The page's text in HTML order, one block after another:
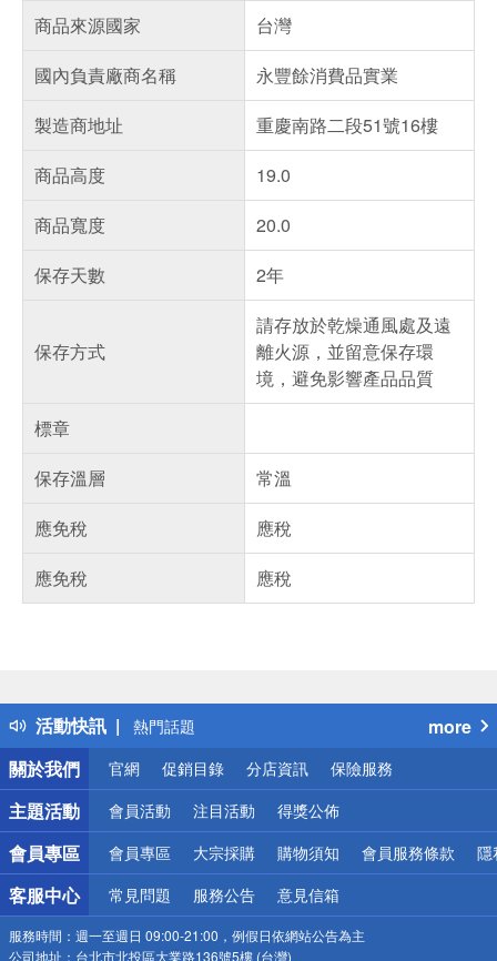
商品來源國家
台灣
國內負責廠商名稱
永豐餘消費品實業
製造商地址
重慶南路二段51號16樓
商品高度
19.0
商品寬度
20.0
保存天數
2年
保存方式
請存放於乾燥通風處及遠
離火源，並留意保存環
境，避免影響產品品質
標章
保存溫層
常溫
應免稅
應稅
應免稅
應稅
活動快訊
得獎公告
熱門話題
銀行優惠
偏遠地區配送
詐騙網頁！請小心！
more
關於我們
官網 促銷目錄 分店資訊 保險服務
主題活動 會員活動 注目活動 得獎公佈
會員專區 會員專區 大宗採購 購物須知 會員服務條款 隱
客服中心 常見問題 服務公告 意見信箱
服務時間： 週一至週日 09:00-21:00，例假日依網站公告為主
公司地址： 台北市北投區大業路136號5樓 (台灣)